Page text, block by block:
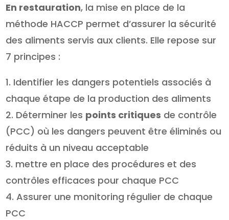
En restauration, la mise en place de la
méthode HACCP permet d’assurer la sécurité
des aliments servis aux clients. Elle repose sur
7 principes :
Identifier les dangers potentiels associés à
chaque étape de la production des aliments
Déterminer les points critiques de contrôle
(PCC) où les dangers peuvent être éliminés ou
réduits à un niveau acceptable
mettre en place des procédures et des
contrôles efficaces pour chaque PCC
Assurer une monitoring régulier de chaque
PCC